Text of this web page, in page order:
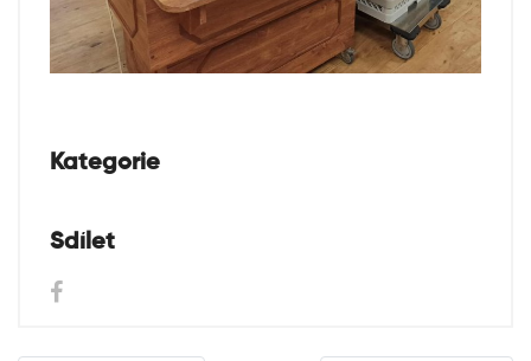
Kategorie
Sdílet